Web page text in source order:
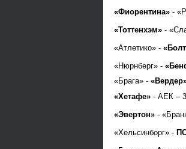
«Фиорентина» -
«Тоттенхэм» -
«Атлетико» -
«Нюрнберг» -
«Брага» -
«Хетафе» - АЕК –
«Эвертон» -
«Хельсинборг» -